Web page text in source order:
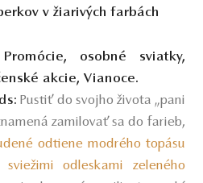
v žiarivých farbách
Promócie, osobné sviatky,
akcie, Vianoce.
Pustiť do svojho života „pani
zamilovať sa do farieb,
odtiene modrého topásu
odleskami zeleného